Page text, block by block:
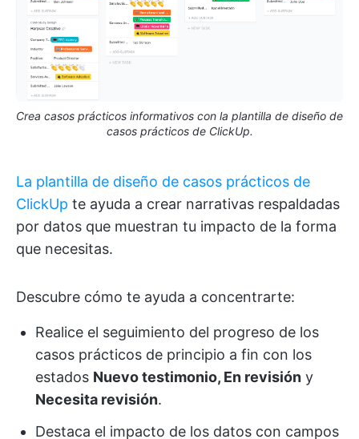
Crea casos prácticos informativos con la plantilla de diseño de
casos prácticos de ClickUp.
La plantilla de diseño de casos prácticos de
ClickUp te ayuda a crear narrativas respaldadas
por datos que muestran tu impacto de la forma
que necesitas.
Descubre cómo te ayuda a concentrarte:
Realice el seguimiento del progreso de los
casos prácticos de principio a fin con los
estados Nuevo testimonio, En revisión y
Necesita revisión.
Destaca el impacto de los datos con campos